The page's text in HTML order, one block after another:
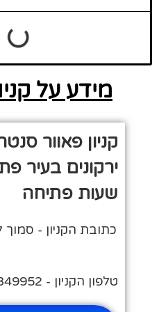
מידע על
קניון פאוור
ירקונים בעיר
שעות פתיחה
כתובת הקניון - סמוך
טלפון הקניון - 03-9349952